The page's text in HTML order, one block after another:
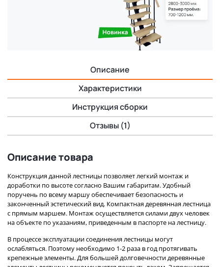
Описание
Характеристики
Инструкция сборки
Отзывы (1)
Описание товара
Конструкция данной лестницы позволяет легкий монтаж и
доработки по высоте согласно Вашим габаритам. Удобный
поручень по всему маршу обеспечивает безопасность и
законченный эстетический вид. Компактная деревянная лестница
с прямым маршем. Монтаж осуществляется силами двух человек
на объекте по указаниям, приведенным в паспорте на лестницу.
В процессе эксплуатации соединения лестницы могут
ослабляться. Поэтому необходимо 1-2 раза в год протягивать
крепежные элементы. Для большей долговечности деревянные